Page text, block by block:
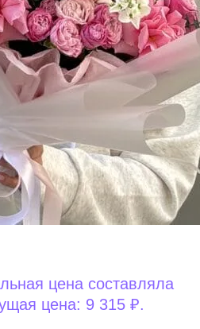
цена составляла
цена: 9 315 ₽.